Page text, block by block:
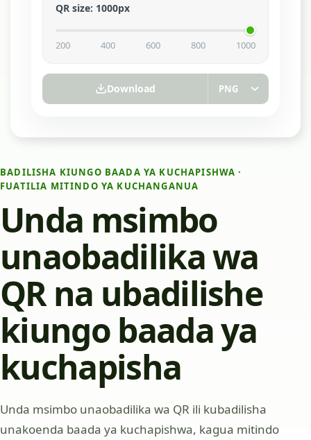
QR size: 1000px
200 400 600 800 1000
Download PNG
BADILISHA KIUNGO BAADA YA KUCHAPISHWA ·
FUATILIA MITINDO YA KUCHANGANUA
Unda msimbo
unaobadilika wa
QR na ubadilishe
kiungo baada ya
kuchapisha
Unda msimbo unaobadilika wa QR ili kubadilisha
unakoenda baada ya kuchapishwa, kagua mitindo